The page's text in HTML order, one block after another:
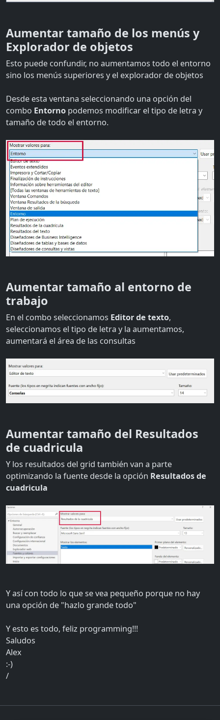
Aumentar tamaño de los menús y
Explorador de objetos
Esto puede confundir, no aumentamos todo el entorno
sino los menús superiores y el explorador de objetos
Desde esta ventana seleccionando una opción del
combo Entorno podemos modificar el tipo de letra y
tamaño de todo el entorno.
Aumentar tamaño al entorno de
trabajo
En el combo seleccionamos Editor de texto,
seleccionamos el tipo de letra y la aumentamos,
aumentará el área de las consultas
Aumentar tamaño del Resultados
de cuadricula
Y los resultados del grid también van a parte
optimizando la fuente desde la opción Resultados de
cuadricula
Y así con todo lo que se vea pequeño porque no hay
una opción de "hazlo grande todo"
Y esto es todo, feliz programming!!!
Saludos
Alex
:-)
/